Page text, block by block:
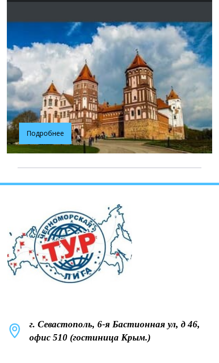
Подробнее
г. Севастополь, 6-я Бастионная ул, д 46,
офис 510 (гостиница Крым.)